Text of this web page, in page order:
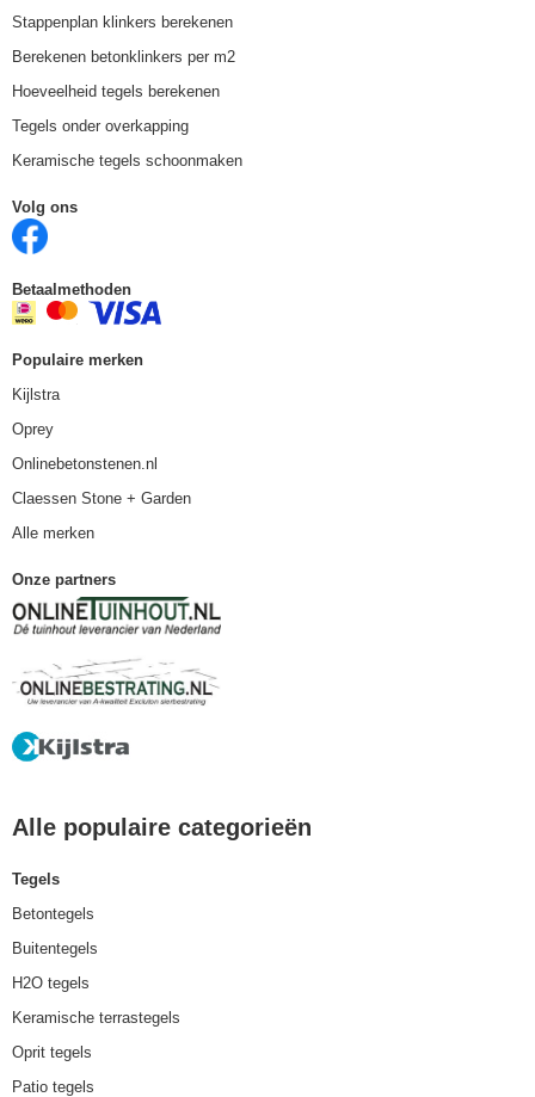
Stappenplan klinkers berekenen
Berekenen betonklinkers per m2
Hoeveelheid tegels berekenen
Tegels onder overkapping
Keramische tegels schoonmaken
Volg ons
Betaalmethoden
Populaire merken
Kijlstra
Oprey
Onlinebetonstenen.nl
Claessen Stone + Garden
Alle merken
Onze partners
Alle populaire categorieën
Tegels
Betontegels
Buitentegels
H2O tegels
Keramische terrastegels
Oprit tegels
Patio tegels